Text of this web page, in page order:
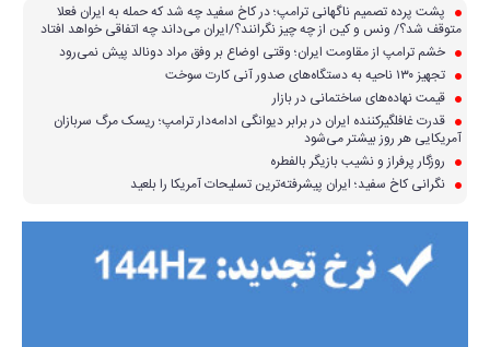
پشت پرده تصمیم ناگهانی ترامپ؛ در کاخ سفید چه شد که حمله به ایران فعلا
متوقف شد؟/ ونس و کین از چه چیز نگرانند؟/ایران می‌داند چه اتفاقی خواهد افتاد
خشم ترامپ از مقاومت ایران؛ وقتی اوضاع بر وفق مراد دونالد پیش نمی‌رود
تجهیز ۱۳۰ ناحیه به دستگاه‌های صدور آنی کارت سوخت
قیمت نهاده‌های ساختمانی در بازار
قدرت غافلگیرکننده ایران در برابر دیوانگی ادامه‌دار ترامپ؛ ریسک مرگ سربازان
آمریکایی هر روز بیشتر می‌شود
روزگار پرفراز و نشیب بازیگر بالفطره
نگرانی کاخ سفید؛ ایران پیشرفته‌ترین تسلیحات آمریکا را بلعید